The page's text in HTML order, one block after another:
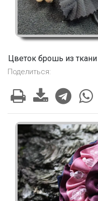
Цветок брошь из ткани
Поделиться: